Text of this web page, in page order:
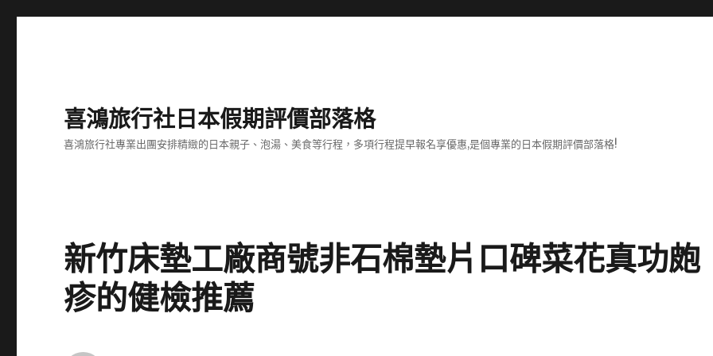
喜鴻旅行社日本假期評價部落格
喜鴻旅行社專業出團安排精緻的日本親子、泡湯、美食等行程，多項行程提早報名享優惠,是個專業的日本假期評價部落格!
新竹床墊工廠商號非石棉墊片口碑菜花真功皰
疹的健檢推薦